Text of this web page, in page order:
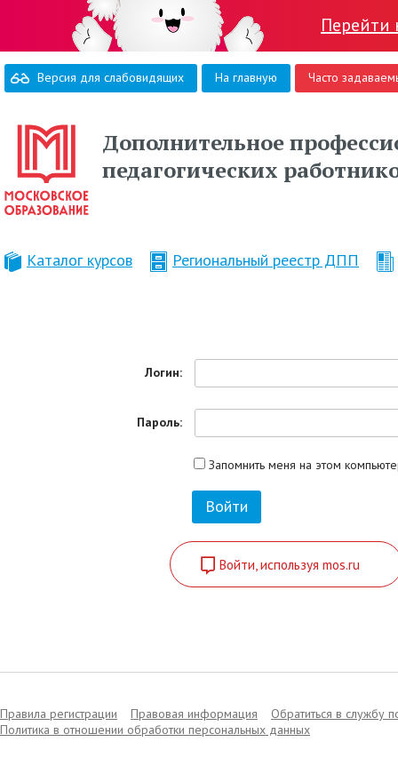
Перейти
Версия для слабовидящих На главную Часто
Дополнительное
педагогических
Каталог курсов Региональный реестр ДПП
Логин:
Пароль:
Запомнить меня на этом
Войти, используя mos.ru
Правила регистрации Правовая информация
Обратиться в службу
Политика в отношении обработки персональных данных